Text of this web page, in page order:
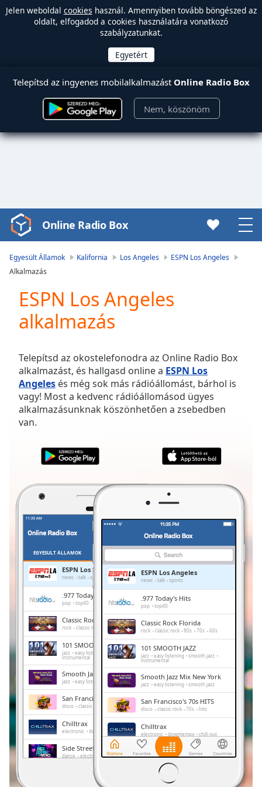
Jelen weboldal cookies használ. Amennyiben tovább böngészed az
oldalt, elfogadod a cookies használatára vonatkozó
szabályzatunkat.
Telepítsd az ingyenes mobilalkalmazást Online Radio Box
Nem, köszönöm
Video
Player
loading.
Video
Skip
Backward
Mute
Current
Time0:00
Duration-:-
Loaded:
LIVE
live,
currently
behind
LIVE
Chapters
Chapters
Descriptions
descriptions
off,
selected
Subtitles
subtitles
Online Radio Box
Egyesült Államok Kalifornia Los Angeles
ESPN Los Angeles
Alkalmazás
ESPN Los Angeles
alkalmazás
Telepítsd az okostelefonodra az Online Radio Box
alkalmazást, és hallgasd online a ESPN Los
Angeles és még sok más rádióállomást, bárhol is
vagy! Most a kedvenc rádióállomásod ügyes
alkalmazásunknak köszönhetően a zsebedben
van.
EGYESÜLT ÁLLAMOK
ESPN Los Angeles
news talk sports
.977 Today's Hits
pop top40
Classic Rock Florida
rock classic rock 80s 70s 60s
101 SMOOTH JAZZ
jazz easy listening smooth jazz
instrumental
Smooth Jazz Mix New York
jazz easy listening smooth jazz
San Francisco's 70s HITS
disco classic rock 70s hits
Chilltrax
electronic downtempo chill-out
Side Street Radio
dance electronic trance house
progressive house
FOX News Talk
ESPN Los Angeles
news talk sports
.977 Today's Hits
pop top40
Classic Rock Florida
rock classic rock 80s 70s 60s
101 SMOOTH JAZZ
jazz easy listening smooth jazz
instrumental
Smooth Jazz Mix New York
jazz easy listening smooth jazz
San Francisco's 70s HITS
disco classic rock 70s hits
Chilltrax
electronic downtempo chill-out
Side Street Radio
dance electronic trance house
progressive house
FOX News Talk